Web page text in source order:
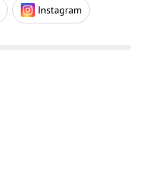
Instagram